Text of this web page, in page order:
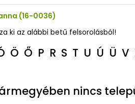
(16-0036)
ki az alábbi betű felsorolásból!
Ö Ő P R S T U Ú Ü V
nincs